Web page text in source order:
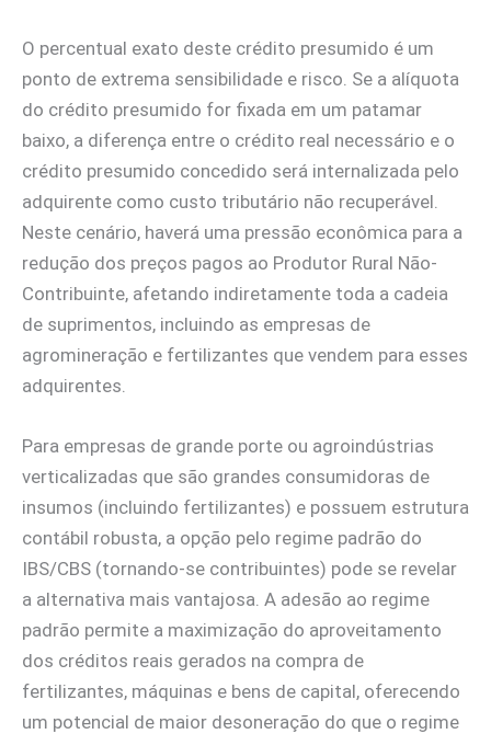
O percentual exato deste crédito presumido é um
ponto de extrema sensibilidade e risco. Se a alíquota
do crédito presumido for fixada em um patamar
baixo, a diferença entre o crédito real necessário e o
crédito presumido concedido será internalizada pelo
adquirente como custo tributário não recuperável.
Neste cenário, haverá uma pressão econômica para a
redução dos preços pagos ao Produtor Rural Não-
Contribuinte, afetando indiretamente toda a cadeia
de suprimentos, incluindo as empresas de
agromineração e fertilizantes que vendem para esses
adquirentes.
Para empresas de grande porte ou agroindústrias
verticalizadas que são grandes consumidoras de
insumos (incluindo fertilizantes) e possuem estrutura
contábil robusta, a opção pelo regime padrão do
IBS/CBS (tornando-se contribuintes) pode se revelar
a alternativa mais vantajosa. A adesão ao regime
padrão permite a maximização do aproveitamento
dos créditos reais gerados na compra de
fertilizantes, máquinas e bens de capital, oferecendo
um potencial de maior desoneração do que o regime